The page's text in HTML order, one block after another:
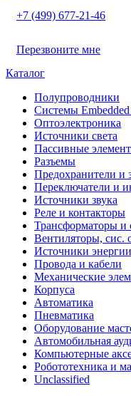
+7 (499) 677-21-46
Перезвоните мне
Каталог
Полупроводники
Системы
Oптоэлектроника
Источники света
Пассивные
Разъeмы
Предохранители и
Переключатели и
Источники звука
Реле и контакторы
Трансформаторы и
Вентиляторы, сис.
Источники энергии
Провода и кабели
Механические
Корпуса
Автоматика
Пневматика
Оборудование
Автомобильная
Компьютерные
Робототехника и
Unclassified